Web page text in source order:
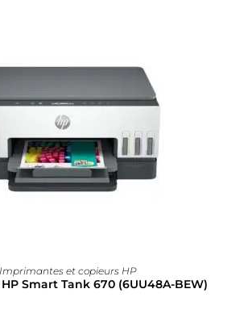
Imprimantes et copieurs HP
Smart Tank 670 (6UU48A-BEW)